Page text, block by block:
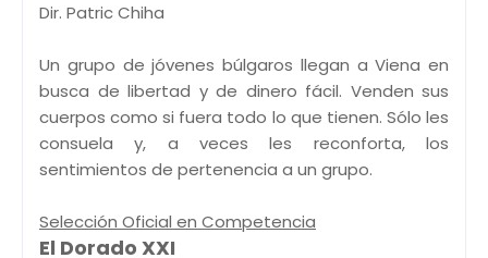
Dir. Patric Chiha
Un grupo de jóvenes búlgaros llegan a Viena en
busca de libertad y de dinero fácil. Venden sus
cuerpos como si fuera todo lo que tienen. Sólo les
consuela y, a veces les reconforta, los
sentimientos de pertenencia a un grupo.
Selección Oficial en Competencia
El Dorado XXI